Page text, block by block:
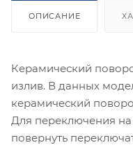
ОПИСАНИЕ
Керамический
излив. В данных
керамический
Для переключения
повернуть